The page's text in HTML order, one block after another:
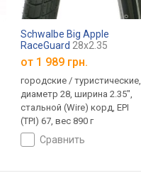
Schwalbe Big Apple
RaceGuard 28x2.35
от 1 989 грн.
городские / туристические,
диаметр 28, ширина 2.35",
стальной (Wire) корд, EPI
(TPI) 67, вес 890 г
сравнить